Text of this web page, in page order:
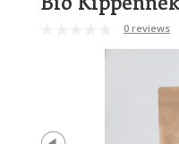
0 reviews